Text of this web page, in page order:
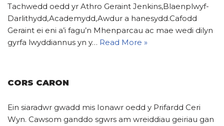
Tachwedd oedd yr Athro Geraint Jenkins,Blaenplwyf-
Darlithydd,Academydd,Awdur a hanesydd.Cafodd
Geraint ei eni a’i fagu’n Mhenparcau ac mae wedi dilyn
gyrfa lwyddiannus yn y… Read More »
CORS CARON
Ein siaradwr gwadd mis Ionawr oedd y Prifardd Ceri
Wyn. Cawsom ganddo sgwrs am wreiddiau geiriau gan